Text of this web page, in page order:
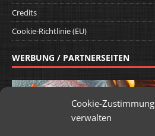
Cookie-Zustimmung
verwalten
Credits
Cookie-Richtlinie (EU)
WERBUNG / PARTNERSEITEN